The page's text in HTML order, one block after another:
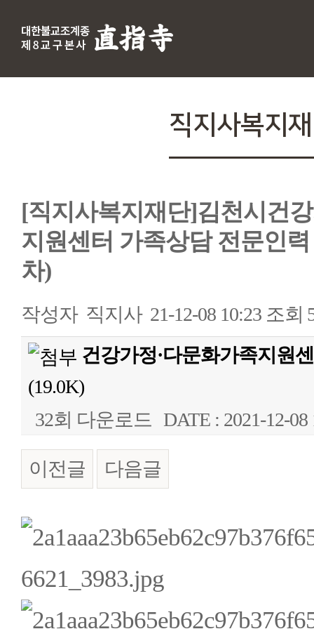
직지사복지
[직지사복지재단]김천시건
지원센터 가족상담 전문인
차)
작성자 직지사 21-12-08 10:23 조회
건강가정·다문화가족지원
(19.0K)
32회 다운로드 DATE : 2021-12-08
이전글 다음글
본문